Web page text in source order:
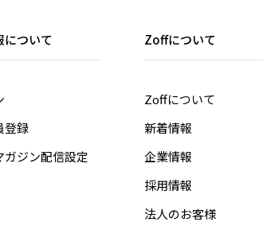
について
登録
ガジン配信設定
Zoffについて
Zoffについて
新着情報
企業情報
採用情報
法人のお客様